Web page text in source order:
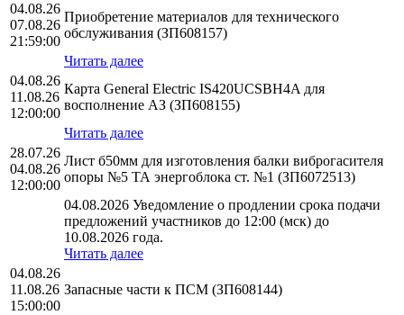
04.08.26
07.08.26
21:59:00
Приобретение материалов для технического
обслуживания (ЗП608157)
Читать далее
04.08.26
11.08.26
12:00:00
Карта General Electric IS420UCSBH4A для
восполнение АЗ (ЗП608155)
Читать далее
28.07.26
04.08.26
12:00:00
Лист б50мм для изготовления балки виброгасителя
опоры №5 ТА энергоблока ст. №1 (ЗП6072513)
04.08.2026 Уведомление о продлении срока подачи
предложений участников до 12:00 (мск) до
10.08.2026 года.
Читать далее
04.08.26
11.08.26
15:00:00
Запасные части к ПСМ (ЗП608144)